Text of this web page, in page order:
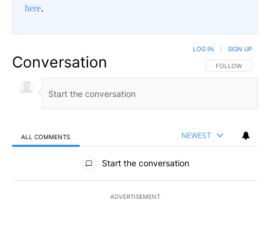
here.
Conversation FOLLOW THIS
FOLLOW
LOG IN SIGN UP
ALL COMMENTS NEWEST
All Comments
Start the conversation
ADVERTISEMENT